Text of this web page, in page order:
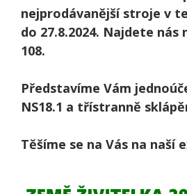
nejprodávanější stroje v
do 27.8.2024. Najdete nás
108.
Představíme Vám
NS18.1 a třístranně
Těšíme se na Vás na naší